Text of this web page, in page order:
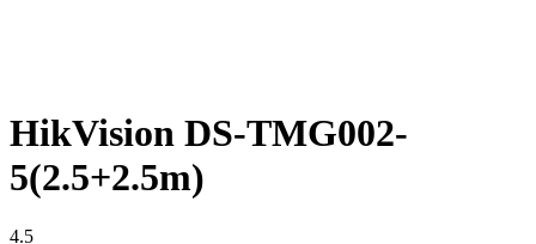
HikVision DS-TMG002-
5(2.5+2.5m)
4.5